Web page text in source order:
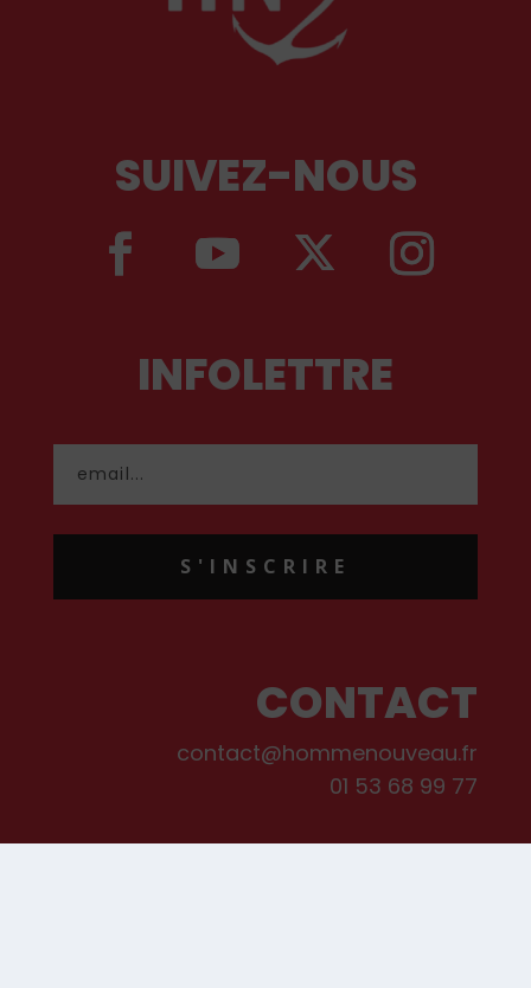
SUIVEZ-NOUS
INFOLETTRE
S'INSCRIRE
CONTACT
contact@hommenouveau.fr
01 53 68 99 77